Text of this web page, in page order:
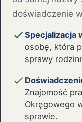
doświadczenie
Specjalizacja
osobę, która
sprawy
Znajomość
Okręgowego
sprawie.